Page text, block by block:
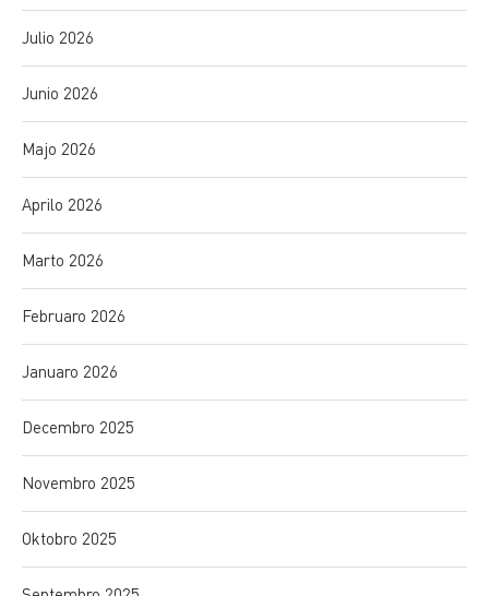
Julio 2026
Junio 2026
Majo 2026
Aprilo 2026
Marto 2026
Februaro 2026
Januaro 2026
Decembro 2025
Novembro 2025
Oktobro 2025